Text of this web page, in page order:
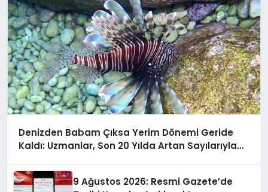
Denizden Babam Çıksa Yerim Dönemi Geride
Kaldı: Uzmanlar, Son 20 Yılda Artan Sayılarıyla
9 Ağustos 2026: Resmi Gazete’de